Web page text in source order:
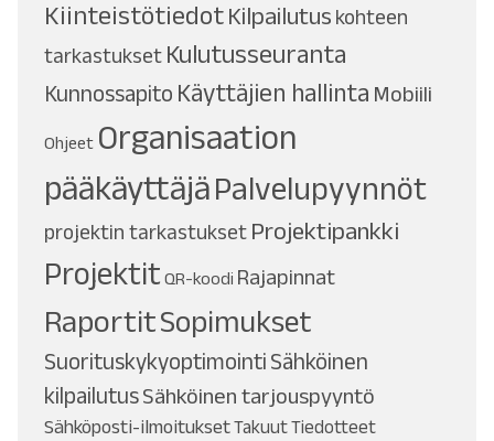
Kiinteistötiedot Kilpailutus kohteen
tarkastukset Kulutusseuranta
Kunnossapito Käyttäjien hallinta Mobiili
Ohjeet Organisaation
pääkäyttäjäPalvelupyynnöt
projektin tarkastukset Projektipankki
Projektit QR-koodi Rajapinnat
RaportitSopimukset
Suorituskykyoptimointi Sähköinen
kilpailutusSähköinen tarjouspyyntö
Sähköposti-ilmoituksetTakuutTiedotteet